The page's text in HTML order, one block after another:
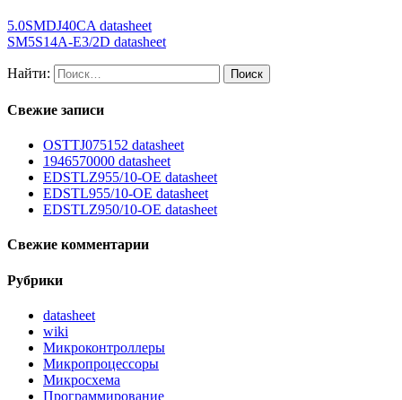
5.0SMDJ40CA datasheet
SM5S14A-E3/2D datasheet
Найти:
Свежие записи
OSTTJ075152 datasheet
1946570000 datasheet
EDSTLZ955/10-OE datasheet
EDSTL955/10-OE datasheet
EDSTLZ950/10-OE datasheet
Свежие комментарии
Рубрики
datasheet
wiki
Микроконтроллеры
Микропроцессоры
Микросхема
Программирование